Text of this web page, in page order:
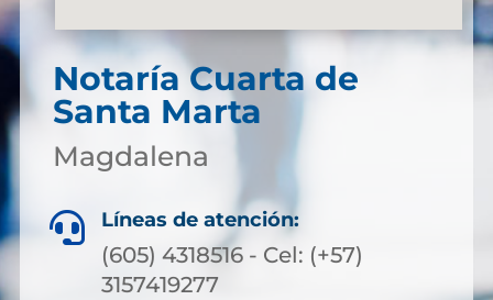
Notaría Cuarta de
Santa Marta
Magdalena
 Líneas de atención:
(605) 4318516 - Cel: (+57)
3157419277